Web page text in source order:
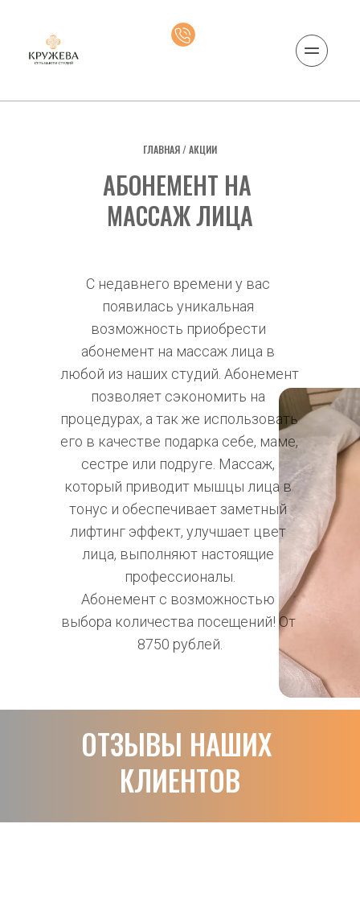
ГЛАВНАЯ / АКЦИИ
АБОНЕМЕНТ НА
МАССАЖ ЛИЦА
С недавнего времени у вас
появилась уникальная
возможность приобрести
абонемент на массаж лица в
любой из наших студий. Абонемент
позволяет сэкономить на
процедурах, а так же использовать
его в качестве подарка себе, маме,
сестре или подруге. Массаж,
который приводит мышцы лица в
тонус и обеспечивает заметный
лифтинг эффект, улучшает цвет
лица, выполняют настоящие
профессионалы.
Абонемент с возможностью
выбора количества посещений! От
8750 рублей.
ОТЗЫВЫ НАШИХ
КЛИЕНТОВ